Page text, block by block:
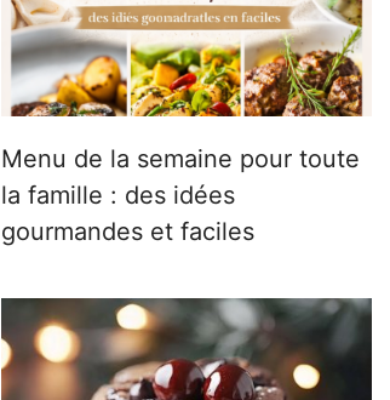
Menu de la semaine pour toute
la famille : des idées
gourmandes et faciles